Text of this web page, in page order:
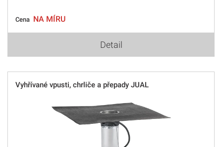
Cena NA MÍRU
Detail
Vyhřívané vpusti, chrliče a přepady JUAL